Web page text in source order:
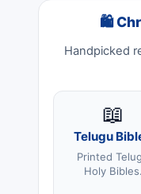
🛍
Handpicked
📖
Telugu
Printed
Holy Bibles.